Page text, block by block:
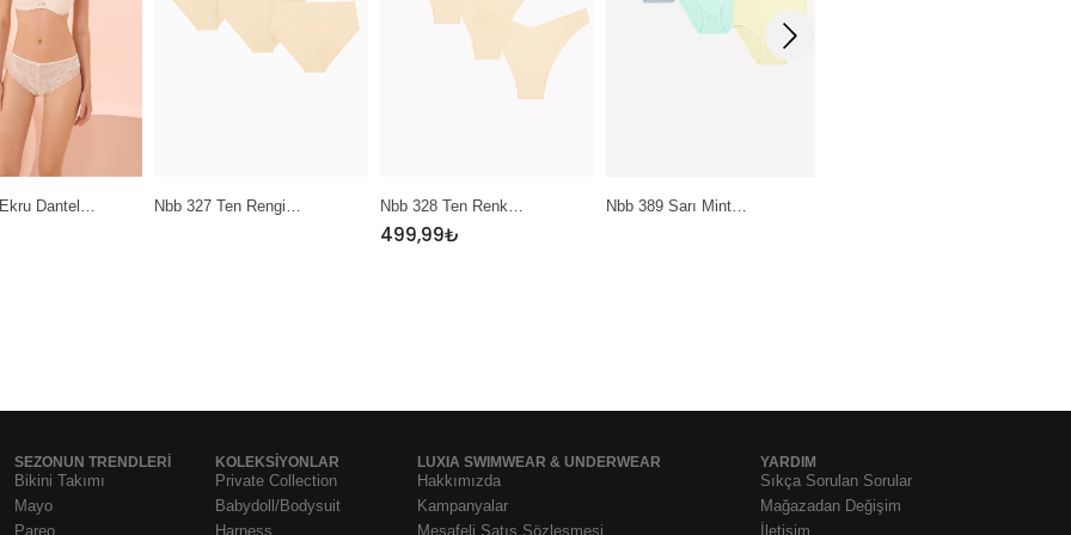
Ten Rengi… Nbb 328 Ten Renk… Nbb 389 Sarı Mint… Daymod Lady Fity 15…
SEZONUN TRENDLERI
Bikini Takımı
Mayo
Pareo
KOLEKSIYONLAR
Private Collection
Babydoll/Bodysuit
Harness
LUXIA SWIMWEAR & UNDERWEAR
Hakkımızda
Kampanyalar
Mesafeli Satış Sözleşmesi
YARDIM
Sıkça Sorulan Sorular
Mağazadan Değişim
İletişim